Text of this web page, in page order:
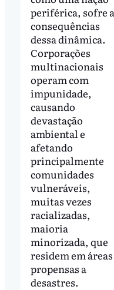
periférica, sofre
consequências
dessa dinâmica.
Corporações
multinacionais
operam com
impunidade,
causando
devastação
ambiental e
afetando
principalmente
comunidades
vulneráveis,
muitas vezes
racializadas,
maioria
minorizada, que
residem em áreas
propensas a
desastres.